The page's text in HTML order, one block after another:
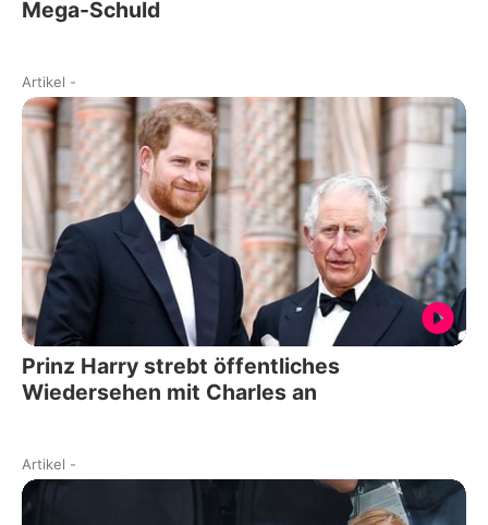
Mega-Schuld
Artikel -
Prinz Harry strebt öffentliches
Wiedersehen mit Charles an
Artikel -